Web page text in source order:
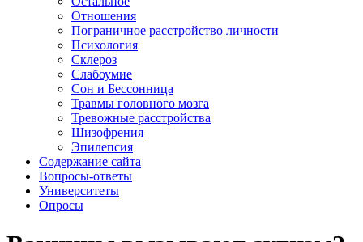
Отношения
Пограничное расстройство личности
Психология
Склероз
Слабоумие
Сон и Бессонница
Травмы головного мозга
Тревожные расстройства
Шизофрения
Эпилепсия
Содержание сайта
Вопросы-ответы
Университеты
Опросы